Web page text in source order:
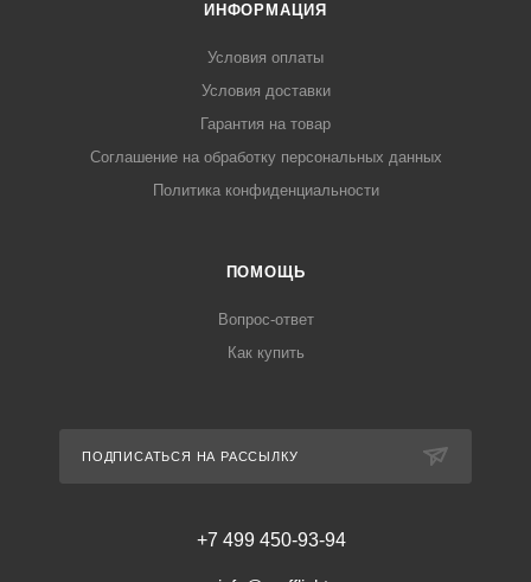
ИНФОРМАЦИЯ
Условия оплаты
Условия доставки
Гарантия на товар
Соглашение на обработку персональных данных
Политика конфиденциальности
ПОМОЩЬ
Вопрос-ответ
Как купить
ПОДПИСАТЬСЯ НА РАССЫЛКУ
+7 499 450-93-94